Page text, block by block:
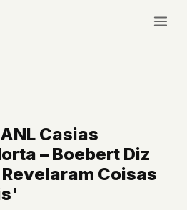
Casias
– Boebert Diz
Coisas